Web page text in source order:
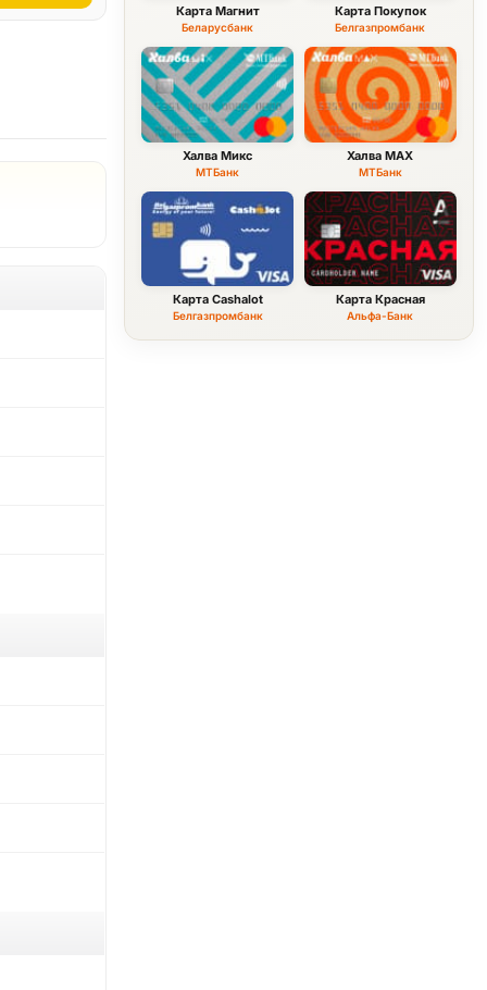
Карта Магнит
Беларусбанк
Карта Покупок
Белгазпромбанк
Халва Микс
МТБанк
Халва MAX
МТБанк
Карта Cashalot
Белгазпромбанк
Карта Красная
Альфа-Банк